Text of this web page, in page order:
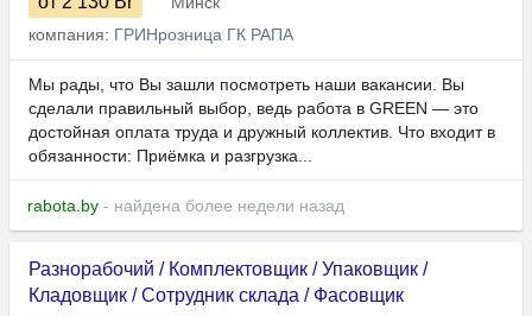
компания: ГРИНрозница ГК РАПА
Мы рады, что Вы зашли посмотреть наши вакансии. Вы
сделали правильный выбор, ведь работа в GREEN — это
достойная оплата труда и дружный коллектив. Что входит в
обязанности: Приёмка и разгрузка...
rabota.by - найдена более недели назад
Разнорабочий / Комплектовщик / Упаковщик /
Кладовщик / Сотрудник склада / Фасовщик